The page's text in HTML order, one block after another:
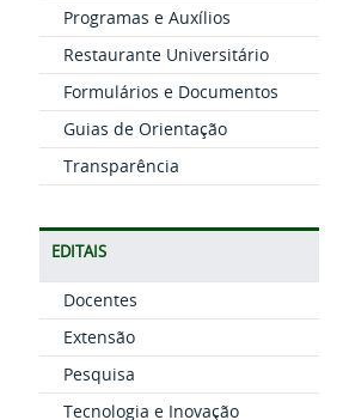
Programas e Auxílios
Restaurante Universitário
Formulários e Documentos
Guias de Orientação
Transparência
EDITAIS
Docentes
Extensão
Pesquisa
Tecnologia e Inovação